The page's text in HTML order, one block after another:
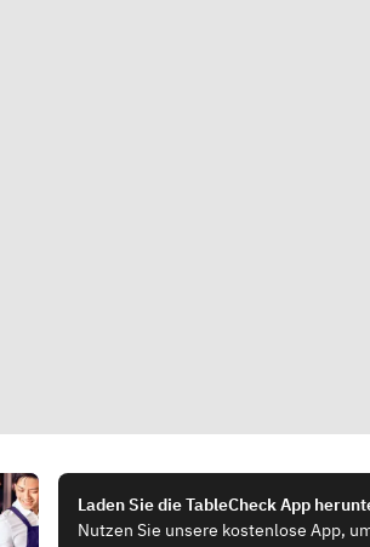
Laden Sie die TableCheck App
Nutzen Sie unsere kostenlose App,